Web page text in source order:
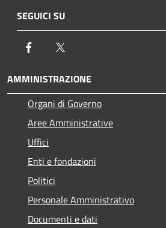
SEGUICI SU
Facebook
AMMINISTRAZIONE
Organi di Governo
Aree Amministrative
Uffici
Enti e fondazioni
Politici
Personale Amministrativo
Documenti e dati